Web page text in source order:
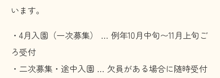
います。
・4月入園（一次募集） … 例年10月中旬〜11月上旬ご
ろ受付
・二次募集・途中入園 … 欠員がある場合に随時受付